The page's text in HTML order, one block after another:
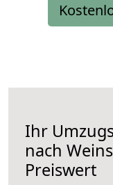
Ihr
nach
Preiswert